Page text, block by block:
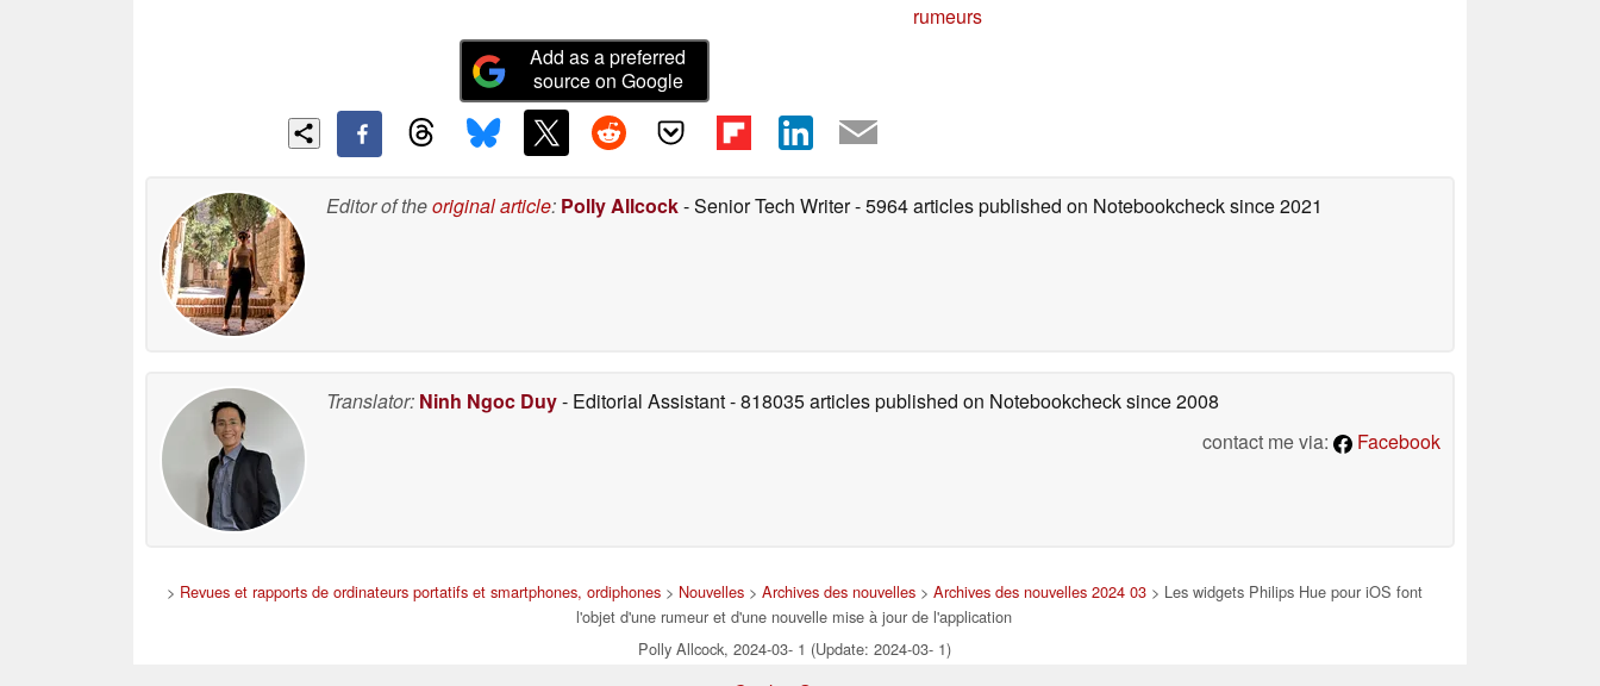
rumeurs
Add as a preferred
source on Google
Editor of theoriginal article: Polly Allcock- Senior Tech Writer- 5964 articles published on Notebookchecksince 2021
Translator: Ninh Ngoc Duy- Editorial Assistant- 818035 articles published on Notebookchecksince 2008
contact me via:
Facebook
> Revues et rapports de ordinateurs portatifs et smartphones, ordiphones> Nouvelles> Archives des nouvelles> Archives des nouvelles 2024 03> Les widgets Philips Hue pour iOS font
l'objet d'une rumeur et d'une nouvelle mise à jour de l'application
Polly Allcock, 2024-03- 1 (Update: 2024-03- 1)